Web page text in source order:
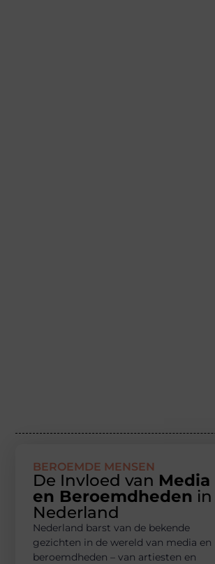
BEROEMDE MENSEN
De Invloed van Media
en Beroemdheden in
Nederland
Nederland barst van de bekende
gezichten in de wereld van media en
beroemdheden – van artiesten en